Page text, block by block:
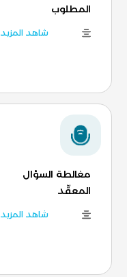
المطلوب
شاهد المزيد
مغالطة السؤال
المعقّد
شاهد المزيد